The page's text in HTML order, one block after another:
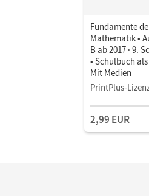
Fundamente
Mathematik •
B ab 2017 · 9.
• Schulbuch
Mit Medien
PrintPlus-
2,99 EUR